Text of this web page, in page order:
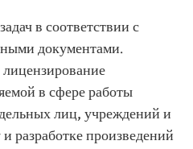
в соответствии с
документами.
в сфере работы
лиц, учреждений и
разработке произведений